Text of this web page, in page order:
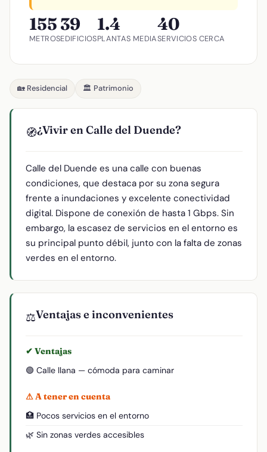
155
METROS
39
EDIFICIOS
1.4
PLANTAS MEDIA
40
SERVICIOS CERCA
🏡 Residencial 🏛️ Patrimonio
🧭¿Vivir en Calle del Duende?
Calle del Duende es una calle con buenas
condiciones, que destaca por su zona segura
frente a inundaciones y excelente conectividad
digital. Dispone de conexión de hasta 1 Gbps. Sin
embargo, la escasez de servicios en el entorno es
su principal punto débil, junto con la falta de zonas
verdes en el entorno.
⚖️Ventajas e inconvenientes
✔ Ventajas
🟢 Calle llana — cómoda para caminar
⚠ A tener en cuenta
🏥 Pocos servicios en el entorno
🌿 Sin zonas verdes accesibles